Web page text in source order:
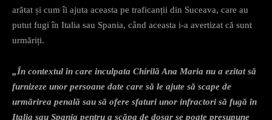
arătat și cum îi ajuta aceasta pe traficanții din Suceava, care au
putut fugi în Italia sau Spania, când aceasta i-a avertizat că sunt
urmăriți.
„În contextul în care inculpata Chirilă Ana Maria nu a ezitat să
furnizeze unor persoane date care să le ajute să scape de
urmărirea penală sau să ofere sfaturi unor infractori să fugă în
Italia sau Spania pentru a scăpa de dosar se poate presupune